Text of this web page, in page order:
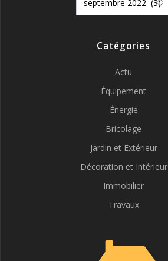
Catégories
Actu
Équipement
Énergie
Bricolage
Jardin et Extérieur
Décoration et Intérieur
Immobilier
Travaux